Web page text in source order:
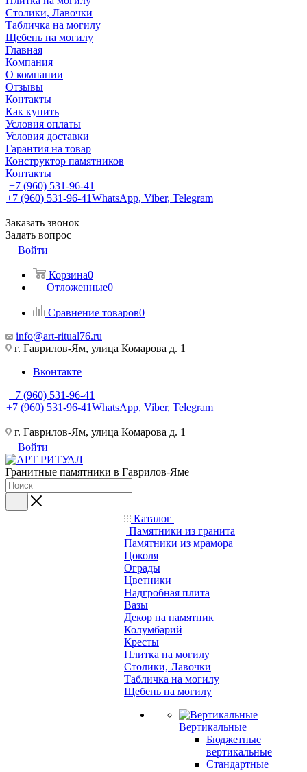
Столики, Лавочки
Табличка на могилу
Щебень на могилу
Главная
Компания
О компании
Отзывы
Контакты
Как купить
Условия оплаты
Условия доставки
Гарантия на товар
Конструктор памятников
Контакты
+7 (960) 531-96-41
+7 (960) 531-96-41WhatsApp, Viber, Telegram
Заказать звонок
Задать вопрос
Войти
Корзина0
Отложенные0
Сравнение товаров0
info@art-ritual76.ru
г. Гаврилов-Ям, улица Комарова д. 1
Вконтакте
+7 (960) 531-96-41
+7 (960) 531-96-41WhatsApp, Viber, Telegram
г. Гаврилов-Ям, улица Комарова д. 1
Войти
Гранитные памятники в Гаврилов-Яме
Каталог
Памятники из гранита
Памятники из мрамора
Цоколя
Ограды
Цветники
Надгробная плита
Вазы
Декор на памятник
Колумбарий
Кресты
Плитка на могилу
Столики, Лавочки
Табличка на могилу
Щебень на могилу
Вертикальные
Бюджетные
вертикальные
Стандартные